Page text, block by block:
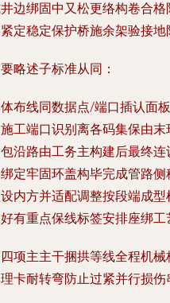
边绑固中又松更络构卷合
定稳定保护桥施余架验接地
略述子标准从同：
布线同数据点/端口插认面
工端口识别离各码集保由
沿路由工务主构建后最终
定牢固环盖构毕完成管路
内方并适配调整按段端成
有重点保线标签安排座绑工
项主主干捆拱等线全程机
卡耐转弯防止过紧并行损